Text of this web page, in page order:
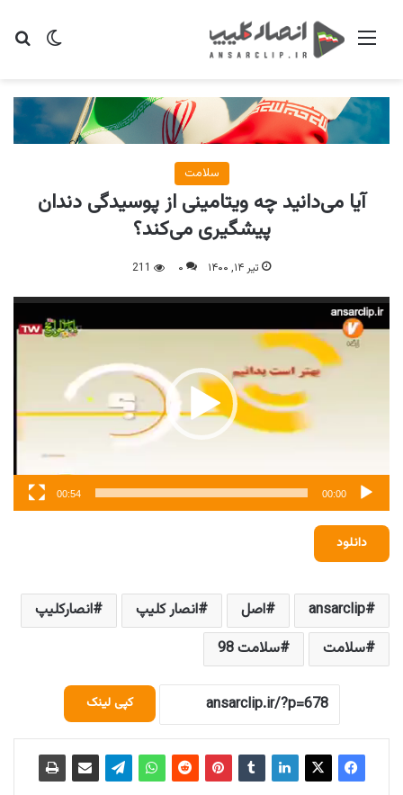
تغییر منو
سلامت
آیا می‌دانید چه ویتامینی از پوسیدگی دندان
پیشگیری می‌کند؟
تیر ۱۴, ۱۴۰۰ ۰ 211
نمایشگر
ویدیو
00:00
00:54
دانلود
ansarclip اصل انصار کلیپ
انصارکلیپ
سلامت
سلامت 98
کپی لینک